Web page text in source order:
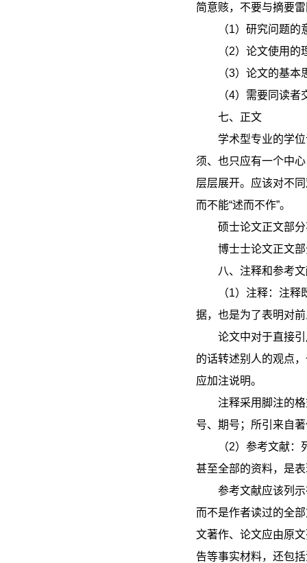
简意赅，不要与摘要
（1）研究问题的
（2）论文使用
（3）论文的基
（4）需要同读
七、正文
学术型专业的学
须、也只应有一个中
层层展开。应该对不
而不能“述而不作”。
硕士论文正文部
博士士论文正文
八、注释和参考
（1）注释：注
据，也是为了表明对
论文中对于直接
的话转述别人的观点
应加注说明。
注释采用脚注的
号、期号；所引来自
（2）参考文献
甚至全部的资料，是
参考文献应该列
而不是作者读过的全
文著作、论文应由原
告等事实材料，还包